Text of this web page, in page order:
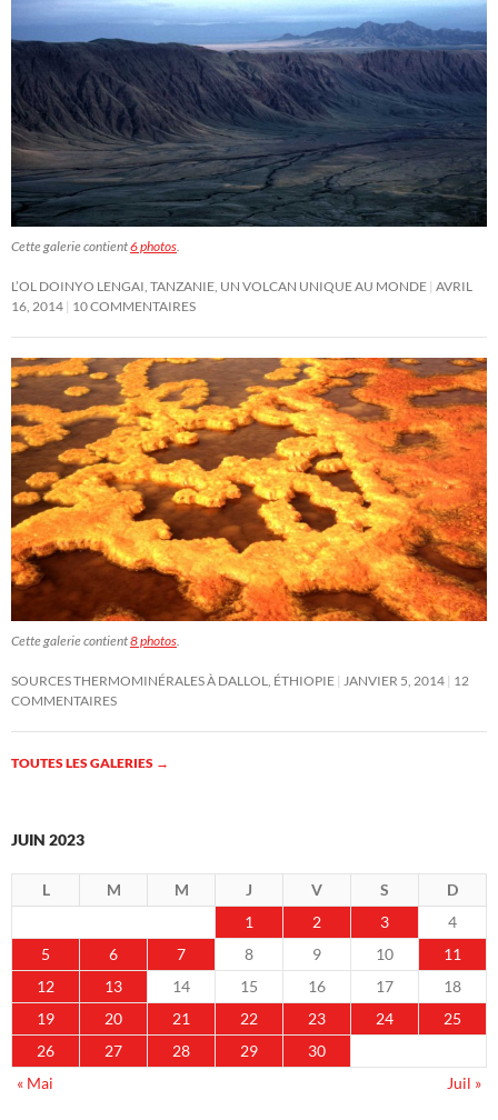
Cette galerie contient6 photos.
L’OL DOINYO LENGAI, TANZANIE, UN VOLCAN UNIQUE AU MONDE AVRIL
16, 2014 10 COMMENTAIRES
Cette galerie contient8 photos.
SOURCES THERMOMINÉRALES À DALLOL, ÉTHIOPIE JANVIER 5, 2014 12
COMMENTAIRES
TOUTES LES GALERIES →
JUIN 2023
L M M J V S
D
1
2 3
4
5
6 7 8 9 10
11
12
13 14 15 16 17
18
19
20 21 22 23 24
25
26
27 28 29
30
« Mai
Juil »